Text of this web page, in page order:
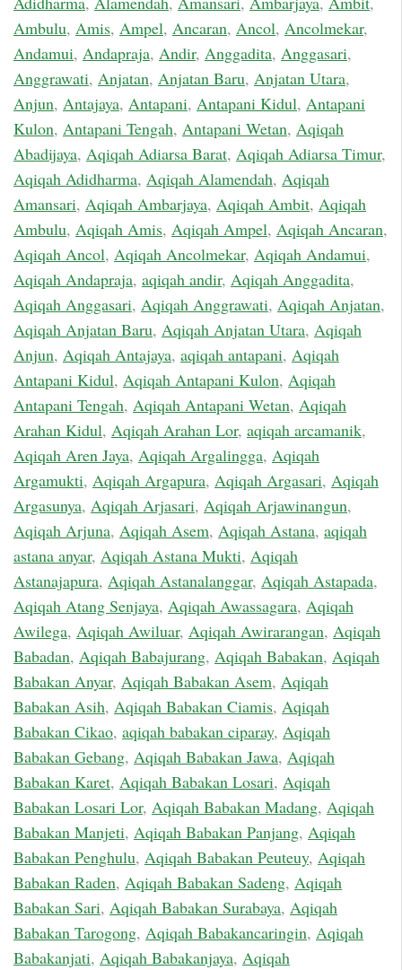
Ambulu, Amis, Ampel, Ancaran, Ancol, Ancolmekar,
Andamui, Andapraja, Andir, Anggadita, Anggasari,
Anggrawati, Anjatan, Anjatan Baru, Anjatan Utara,
Anjun, Antajaya, Antapani, Antapani Kidul, Antapani
Kulon, Antapani Tengah, Antapani Wetan, Aqiqah
Abadijaya, Aqiqah Adiarsa Barat, Aqiqah Adiarsa Timur,
Aqiqah Adidharma, Aqiqah Alamendah, Aqiqah
Amansari, Aqiqah Ambarjaya, Aqiqah Ambit, Aqiqah
Ambulu, Aqiqah Amis, Aqiqah Ampel, Aqiqah Ancaran,
Aqiqah Ancol, Aqiqah Ancolmekar, Aqiqah Andamui,
Aqiqah Andapraja, aqiqah andir, Aqiqah Anggadita,
Aqiqah Anggasari, Aqiqah Anggrawati, Aqiqah Anjatan,
Aqiqah Anjatan Baru, Aqiqah Anjatan Utara, Aqiqah
Anjun, Aqiqah Antajaya, aqiqah antapani, Aqiqah
Antapani Kidul, Aqiqah Antapani Kulon, Aqiqah
Antapani Tengah, Aqiqah Antapani Wetan, Aqiqah
Arahan Kidul, Aqiqah Arahan Lor, aqiqah arcamanik,
Aqiqah Aren Jaya, Aqiqah Argalingga, Aqiqah
Argamukti, Aqiqah Argapura, Aqiqah Argasari, Aqiqah
Argasunya, Aqiqah Arjasari, Aqiqah Arjawinangun,
Aqiqah Arjuna, Aqiqah Asem, Aqiqah Astana, aqiqah
astana anyar, Aqiqah Astana Mukti, Aqiqah
Astanajapura, Aqiqah Astanalanggar, Aqiqah Astapada,
Aqiqah Atang Senjaya, Aqiqah Awassagara, Aqiqah
Awilega, Aqiqah Awiluar, Aqiqah Awirarangan, Aqiqah
Babadan, Aqiqah Babajurang, Aqiqah Babakan, Aqiqah
Babakan Anyar, Aqiqah Babakan Asem, Aqiqah
Babakan Asih, Aqiqah Babakan Ciamis, Aqiqah
Babakan Cikao, aqiqah babakan ciparay, Aqiqah
Babakan Gebang, Aqiqah Babakan Jawa, Aqiqah
Babakan Karet, Aqiqah Babakan Losari, Aqiqah
Babakan Losari Lor, Aqiqah Babakan Madang, Aqiqah
Babakan Manjeti, Aqiqah Babakan Panjang, Aqiqah
Babakan Penghulu, Aqiqah Babakan Peuteuy, Aqiqah
Babakan Raden, Aqiqah Babakan Sadeng, Aqiqah
Babakan Sari, Aqiqah Babakan Surabaya, Aqiqah
Babakan Tarogong, Aqiqah Babakancaringin, Aqiqah
Babakanjati, Aqiqah Babakanjaya, Aqiqah